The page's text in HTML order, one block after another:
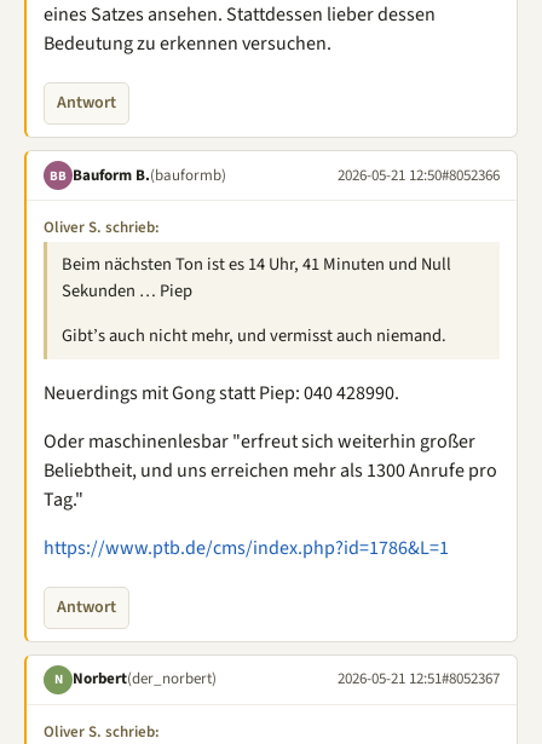
eines Satzes ansehen. Stattdessen lieber dessen
Bedeutung zu erkennen versuchen.
Antwort
BB Bauform B.(bauformb) 2026-05-21 12:50#8052366
Oliver S. schrieb:
Beim nächsten Ton ist es 14 Uhr, 41 Minuten und Null
Sekunden … Piep
Gibt’s auch nicht mehr, und vermisst auch niemand.
Neuerdings mit Gong statt Piep: 040 428990.
Oder maschinenlesbar "erfreut sich weiterhin großer
Beliebtheit, und uns erreichen mehr als 1300 Anrufe pro
Tag."
https://www.ptb.de/cms/index.php?id=1786&L=1
Antwort
N Norbert(der_norbert) 2026-05-21 12:51#8052367
Oliver S. schrieb: